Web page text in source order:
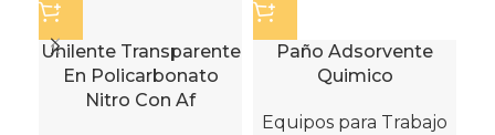
Unilente Transparente
En Policarbonato
Nitro Con Af
Paño Adsorvente
Quimico
Equipos para Trabajo